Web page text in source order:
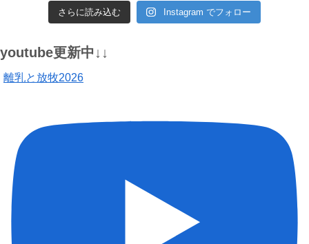
さらに読み込む Instagram でフォロー
youtube更新中↓↓
離乳と放牧2026